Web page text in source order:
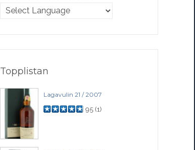
Topplistan
Lagavulin 21 / 2007
95 (1)